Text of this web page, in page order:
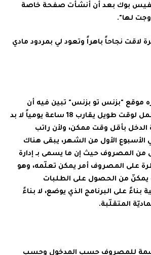
بوك بعد أن أنشأت صفحة خاصة
لها".
نجاحاً باهراً وتعود لي بمردود مادي
موقع "بزنس تو بزنس" تبين فيه أن
المواطن السوري يعمل لوقت طويل يقارب 18 ساعة يومياً لا بد
الدخل بأقل وقت ممكن، ولأن راتب
الأسبوع الأول من الشهر، يبقى هناك
المصروف حيث إن ما يسمى بـ إدارة
على المصروف أمر يمكن تعلّمه، وهو
يمكنّ من الحصول على الطلبات
بناءً على البرنامج الذي يوضع، لا بناءً
المتقلّبة.
للمصروف حسب المدخول وحسب